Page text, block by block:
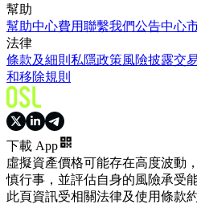
幫助
幫助中心費用聯繫我們公告中心
法律
條款及細則 私隱政策風險披露交
和移除規則
下載 App
虛擬資產價格可能存在高度波動
慎行事，並評估自身的風險承受能
此頁資訊受相關法律及使用條款約